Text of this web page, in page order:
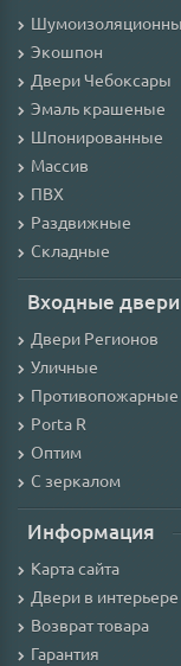
Экошпон
Двери Чебоксары
Эмаль крашеные
Шпонированные
Массив
ПВХ
Раздвижные
Складные
Входные двери
Двери Регионов
Уличные
Противопожарные
Porta R
Оптим
С зеркалом
Информация
Карта сайта
Двери в интерьере
Возврат товара
Гарантия